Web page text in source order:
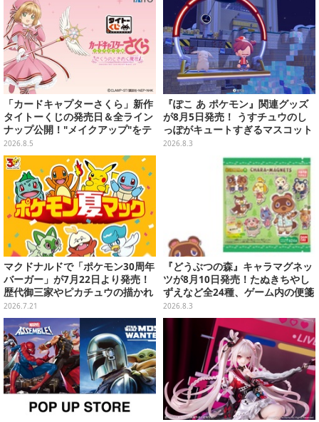
「カードキャプターさくら」新作
タイトーくじの発売日＆全ライン
ナップ公開！"メイクアップ"をテ
ーマに、日常でも使いたくなるア
イテムがズラリ
2026.8.5
『ぽこ あ ポケモン』関連グッズ
が8月5日発売！ うすチュウのし
っぽがキュートすぎるマスコット
など、まとめてご紹介
2026.8.3
マクドナルドで「ポケモン30周年
バーガー」が7月22日より発売！
歴代御三家やピカチュウの描かれ
たオリジナルパッケージが可愛い
2026.7.21
『どうぶつの森』キャラマグネッ
ツが8月10日発売！たぬきちやし
ずえなど全24種、ゲーム内の便箋
風メモカード全10種も
2026.8.3